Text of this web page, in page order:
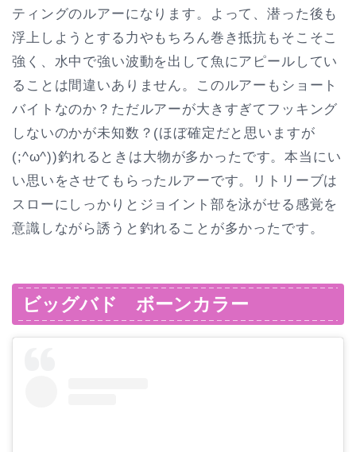
ティングのルアーになります。よって、潜った後も
浮上しようとする力やもちろん巻き抵抗もそこそこ
強く、水中で強い波動を出して魚にアピールしてい
ることは間違いありません。このルアーもショート
バイトなのか？ただルアーが大きすぎてフッキング
しないのかが未知数？(ほぼ確定だと思いますが
(;^ω^))釣れるときは大物が多かったです。本当にい
い思いをさせてもらったルアーです。リトリーブは
スローにしっかりとジョイント部を泳がせる感覚を
意識しながら誘うと釣れることが多かったです。
ビッグバド ボーンカラー